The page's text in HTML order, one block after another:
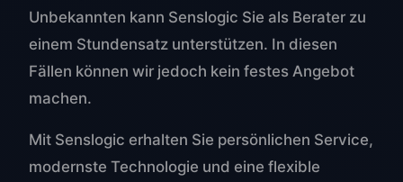
Unbekannten kann Senslogic Sie als Berater zu
einem Stundensatz unterstützen. In diesen
Fällen können wir jedoch kein festes Angebot
machen.
Mit Senslogic erhalten Sie persönlichen Service,
modernste Technologie und eine flexible